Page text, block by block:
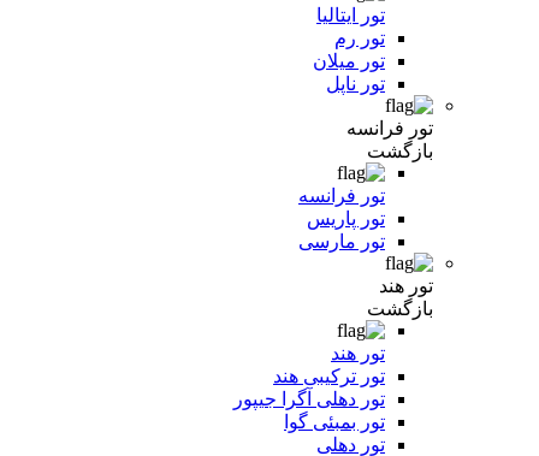
تور ایتالیا
تور رم
تور میلان
تور ناپل
تور فرانسه
بازگشت
تور فرانسه
تور پاریس
تور مارسی
تور هند
بازگشت
تور هند
تور ترکیبی هند
تور دهلی آگرا جیپور
تور بمبئی گوا
تور دهلی